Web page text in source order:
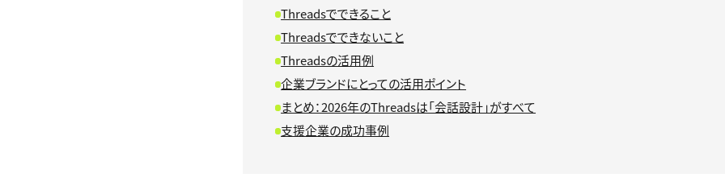
Threadsでできること
Threadsでできないこと
Threadsの活用例
企業ブランドにとっての活用ポイント
まとめ：2026年のThreadsは「会話設計」がすべて
支援企業の成功事例